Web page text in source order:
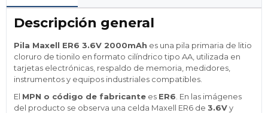
Descripción general
Pila Maxell ER6 3.6V 2000mAh es una pila primaria de litio
cloruro de tionilo en formato cilíndrico tipo AA, utilizada en
tarjetas electrónicas, respaldo de memoria, medidores,
instrumentos y equipos industriales compatibles.
El MPN o código de fabricante es ER6 . En las imágenes
del producto se observa una celda Maxell ER6 de 3.6Vy